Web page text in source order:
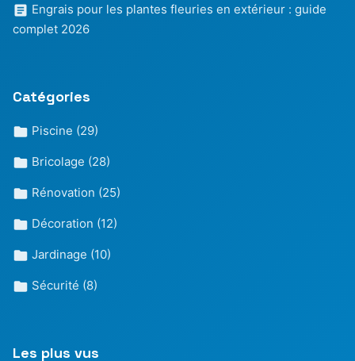
Engrais pour les plantes fleuries en extérieur : guide
complet 2026
Catégories
Piscine (29)
Bricolage (28)
Rénovation (25)
Décoration (12)
Jardinage (10)
Sécurité (8)
Les plus vus